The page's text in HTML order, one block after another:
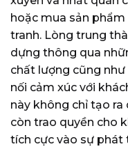
hoặc mua sản
tranh. Lòng trung
dựng thông qua
chất lượng cũng
nối cảm xúc với
này không chỉ tạo ra
còn trao quyền cho
tích cực vào sự phát